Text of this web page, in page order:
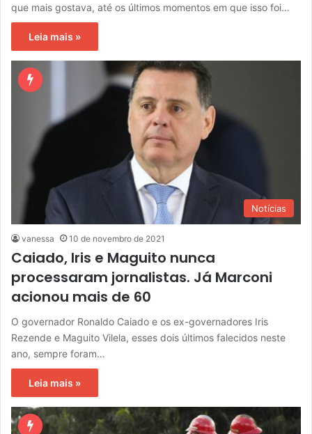
que mais gostava, até os últimos momentos em que isso foi…
Leia mais »
Notícias
vanessa 10 de novembro de 2021
Caiado, Iris e Maguito nunca
processaram jornalistas. Já Marconi
acionou mais de 60
O governador Ronaldo Caiado e os ex-governadores Iris
Rezende e Maguito Vilela, esses dois últimos falecidos neste
ano, sempre foram…
Leia mais »